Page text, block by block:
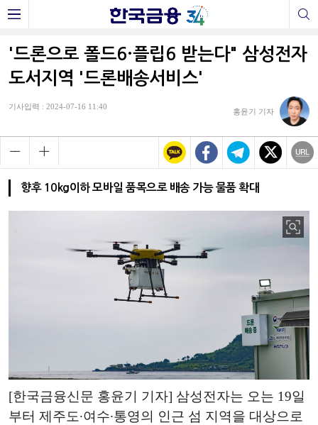
'드론으로 폴드6·플립6 받는다" 삼성전자
도서지역 '드론배송서비스'
기사입력 : 2024-07-16 11:40
홍윤기 기자
향후 10kg이하 모바일 품목으로 배송 가능 물품 확대
[한국금융신문 홍윤기 기자] 삼성전자는 오는 19일
부터 제주도∙여수∙통영의 인근 섬 지역을 대상으로